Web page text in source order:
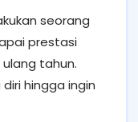
seorang
prestasi
tahun.
hingga ingin